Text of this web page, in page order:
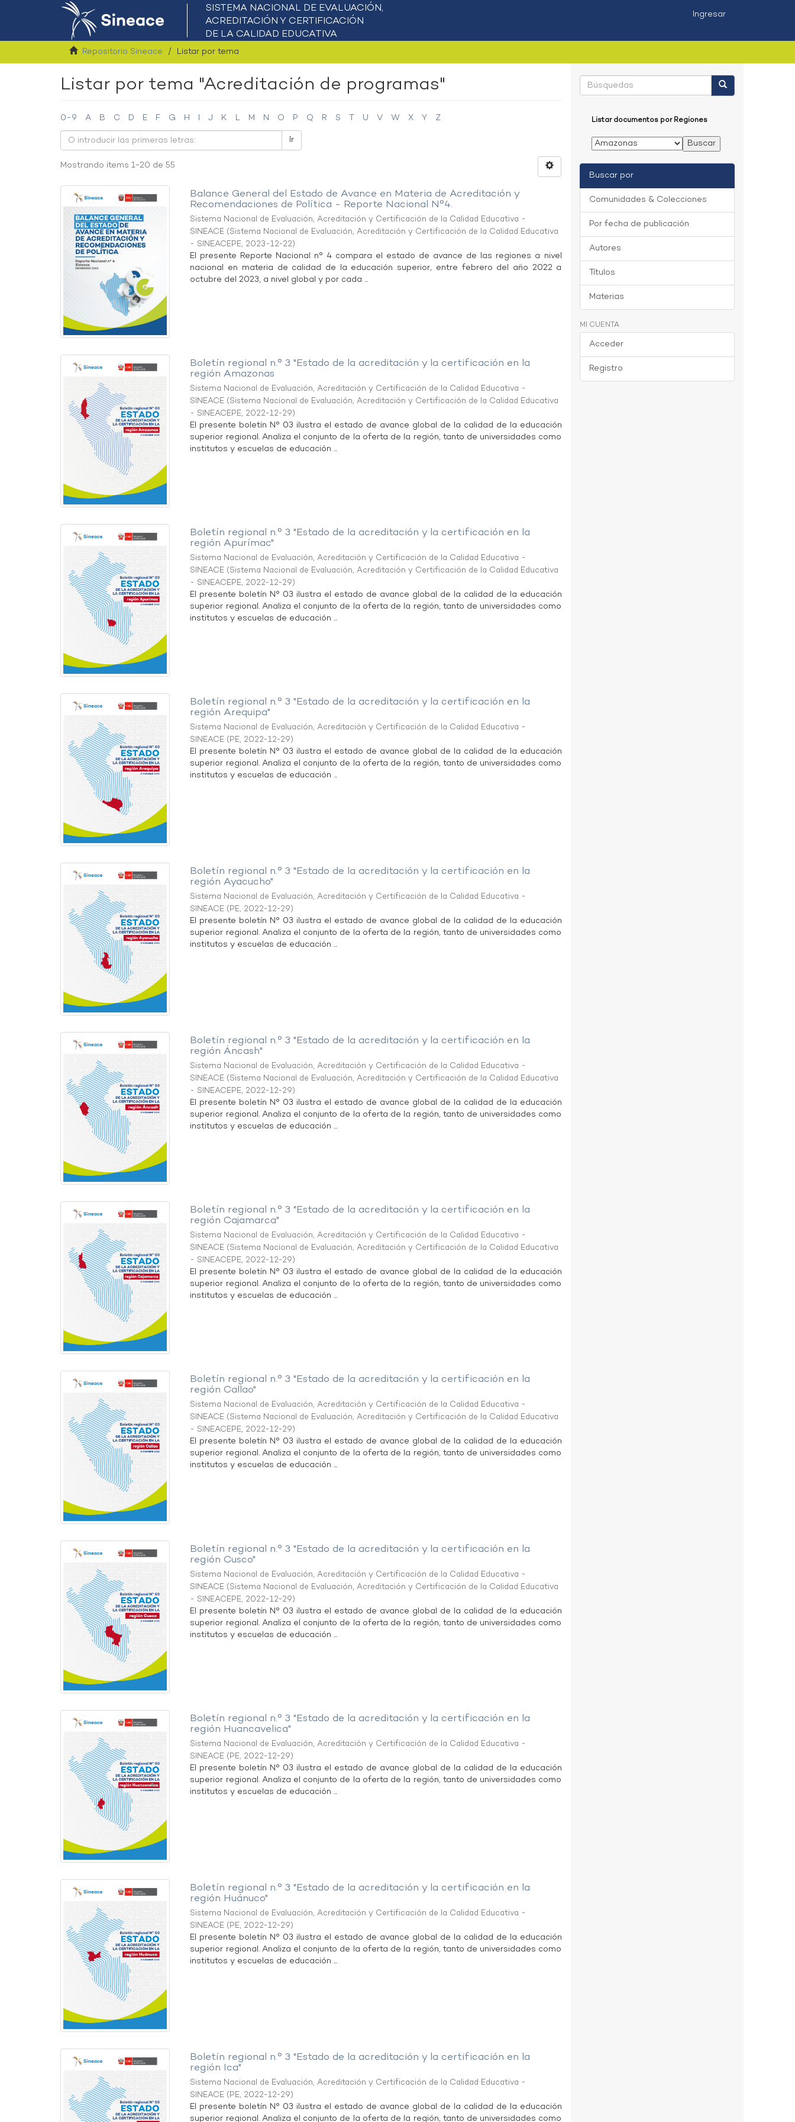
Ingresar
Repositorio Sineace Listar por tema
Listar por tema "Acreditación de programas"
0-9 A B C D E F G H I J K L M N O P Q R S T U V W X Y
Z
Ir
Mostrando ítems 1-20 de 55
Balance General del Estado de Avance en Materia de Acreditación y
Recomendaciones de Política - Reporte Nacional N°4.
Sistema Nacional de Evaluación, Acreditación y Certificación de la Calidad Educativa -
SINEACE (Sistema Nacional de Evaluación, Acreditación y Certificación de la Calidad Educativa
- SINEACEPE, 2023-12-22)
El presente Reporte Nacional n° 4 compara el estado de avance de las regiones a nivel
nacional en materia de calidad de la educación superior, entre febrero del año 2022 a
octubre del 2023, a nivel global y por cada ...
Boletín regional n.° 3 "Estado de la acreditación y la certificación en la
región Amazonas
Sistema Nacional de Evaluación, Acreditación y Certificación de la Calidad Educativa -
SINEACE (Sistema Nacional de Evaluación, Acreditación y Certificación de la Calidad Educativa
- SINEACEPE, 2022-12-29)
El presente boletín N° 03 ilustra el estado de avance global de la calidad de la educación
superior regional. Analiza el conjunto de la oferta de la región, tanto de universidades como
institutos y escuelas de educación ...
Boletín regional n.° 3 "Estado de la acreditación y la certificación en la
región Apurímac"
Sistema Nacional de Evaluación, Acreditación y Certificación de la Calidad Educativa -
SINEACE (Sistema Nacional de Evaluación, Acreditación y Certificación de la Calidad Educativa
- SINEACEPE, 2022-12-29)
El presente boletín N° 03 ilustra el estado de avance global de la calidad de la educación
superior regional. Analiza el conjunto de la oferta de la región, tanto de universidades como
institutos y escuelas de educación ...
Boletín regional n.° 3 "Estado de la acreditación y la certificación en la
región Arequipa"
Sistema Nacional de Evaluación, Acreditación y Certificación de la Calidad Educativa -
SINEACE (PE, 2022-12-29)
El presente boletín N° 03 ilustra el estado de avance global de la calidad de la educación
superior regional. Analiza el conjunto de la oferta de la región, tanto de universidades como
institutos y escuelas de educación ...
Boletín regional n.° 3 "Estado de la acreditación y la certificación en la
región Ayacucho"
Sistema Nacional de Evaluación, Acreditación y Certificación de la Calidad Educativa -
SINEACE (PE, 2022-12-29)
El presente boletín N° 03 ilustra el estado de avance global de la calidad de la educación
superior regional. Analiza el conjunto de la oferta de la región, tanto de universidades como
institutos y escuelas de educación ...
Boletín regional n.° 3 "Estado de la acreditación y la certificación en la
región Áncash"
Sistema Nacional de Evaluación, Acreditación y Certificación de la Calidad Educativa -
SINEACE (Sistema Nacional de Evaluación, Acreditación y Certificación de la Calidad Educativa
- SINEACEPE, 2022-12-29)
El presente boletín N° 03 ilustra el estado de avance global de la calidad de la educación
superior regional. Analiza el conjunto de la oferta de la región, tanto de universidades como
institutos y escuelas de educación ...
Boletín regional n.° 3 "Estado de la acreditación y la certificación en la
región Cajamarca"
Sistema Nacional de Evaluación, Acreditación y Certificación de la Calidad Educativa -
SINEACE (Sistema Nacional de Evaluación, Acreditación y Certificación de la Calidad Educativa
- SINEACEPE, 2022-12-29)
El presente boletín N° 03 ilustra el estado de avance global de la calidad de la educación
superior regional. Analiza el conjunto de la oferta de la región, tanto de universidades como
institutos y escuelas de educación ...
Boletín regional n.° 3 "Estado de la acreditación y la certificación en la
región Callao"
Sistema Nacional de Evaluación, Acreditación y Certificación de la Calidad Educativa -
SINEACE (Sistema Nacional de Evaluación, Acreditación y Certificación de la Calidad Educativa
- SINEACEPE, 2022-12-29)
El presente boletín N° 03 ilustra el estado de avance global de la calidad de la educación
superior regional. Analiza el conjunto de la oferta de la región, tanto de universidades como
institutos y escuelas de educación ...
Boletín regional n.° 3 "Estado de la acreditación y la certificación en la
región Cusco"
Sistema Nacional de Evaluación, Acreditación y Certificación de la Calidad Educativa -
SINEACE (Sistema Nacional de Evaluación, Acreditación y Certificación de la Calidad Educativa
- SINEACEPE, 2022-12-29)
El presente boletín N° 03 ilustra el estado de avance global de la calidad de la educación
superior regional. Analiza el conjunto de la oferta de la región, tanto de universidades como
institutos y escuelas de educación ...
Boletín regional n.° 3 "Estado de la acreditación y la certificación en la
región Huancavelica"
Sistema Nacional de Evaluación, Acreditación y Certificación de la Calidad Educativa -
SINEACE (PE, 2022-12-29)
El presente boletín N° 03 ilustra el estado de avance global de la calidad de la educación
superior regional. Analiza el conjunto de la oferta de la región, tanto de universidades como
institutos y escuelas de educación ...
Boletín regional n.° 3 "Estado de la acreditación y la certificación en la
región Huánuco"
Sistema Nacional de Evaluación, Acreditación y Certificación de la Calidad Educativa -
SINEACE (PE, 2022-12-29)
El presente boletín N° 03 ilustra el estado de avance global de la calidad de la educación
superior regional. Analiza el conjunto de la oferta de la región, tanto de universidades como
institutos y escuelas de educación ...
Boletín regional n.° 3 "Estado de la acreditación y la certificación en la
región Ica"
Sistema Nacional de Evaluación, Acreditación y Certificación de la Calidad Educativa -
SINEACE (PE, 2022-12-29)
El presente boletín N° 03 ilustra el estado de avance global de la calidad de la educación
superior regional. Analiza el conjunto de la oferta de la región, tanto de universidades como
Listar documentos por Regiones
Buscar por
Comunidades & Colecciones
Por fecha de publicación
Autores
Títulos
Materias
MI CUENTA
Acceder
Registro